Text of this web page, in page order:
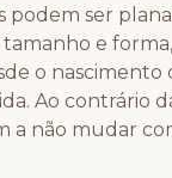
podem ser
e
o
Ao contrário
a não mudar